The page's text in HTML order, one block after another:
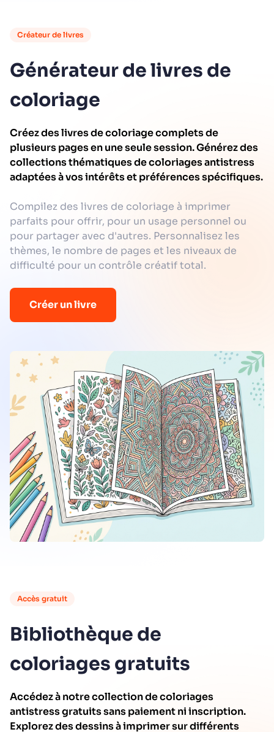
Créateur de livres
Générateur de livres de
coloriage
Créez des livres de coloriage complets de
plusieurs pages en une seule session. Générez des
collections thématiques de coloriages antistress
adaptées à vos intérêts et préférences spécifiques.
Compilez des livres de coloriage à imprimer
parfaits pour offrir, pour un usage personnel ou
pour partager avec d'autres. Personnalisez les
thèmes, le nombre de pages et les niveaux de
difficulté pour un contrôle créatif total.
Créer un livre
Accès gratuit
Bibliothèque de
coloriages gratuits
Accédez à notre collection de coloriages
antistress gratuits sans paiement ni inscription.
Explorez des dessins à imprimer sur différents